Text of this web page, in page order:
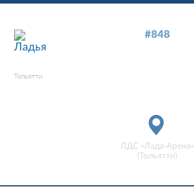
Тольятти
#848
ЛДС «Лада-Арена»
(Тольятти)